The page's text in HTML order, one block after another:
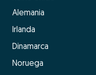
Alemania
Irlanda
Dinamarca
Noruega